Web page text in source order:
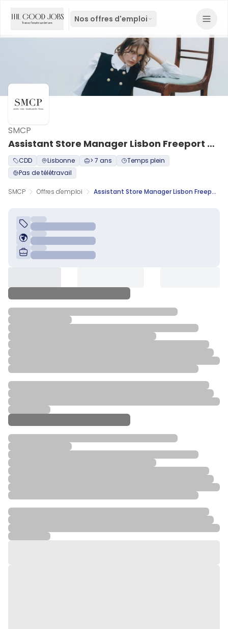
Nos offres d'emploi
Assistant Store Manager Lisbon Freeport Outlet
SMCP
CDD Lisbonne > 7 ans
Temps plein
Pas de télétravail
SMCP Offres d'emploi Assistant Store Manager Lisbon Freeport Outlet